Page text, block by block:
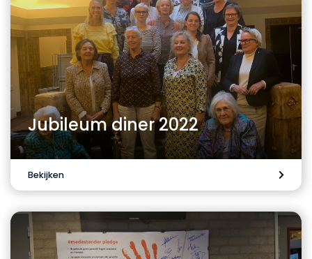
Jubileum diner 2022
Bekijken